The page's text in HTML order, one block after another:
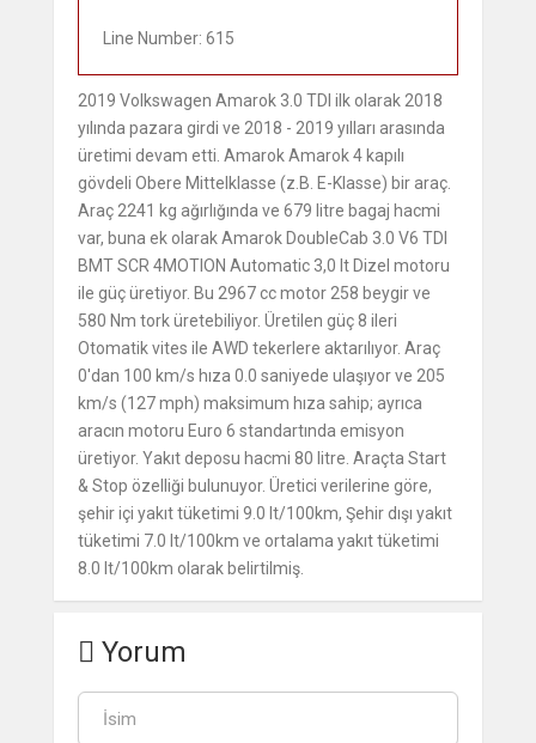
Line Number: 615
2019 Volkswagen Amarok 3.0 TDI ilk olarak 2018
yılında pazara girdi ve 2018 - 2019 yılları arasında
üretimi devam etti. Amarok Amarok 4 kapılı
gövdeli Obere Mittelklasse (z.B. E-Klasse) bir araç.
Araç 2241 kg ağırlığında ve 679 litre bagaj hacmi
var, buna ek olarak Amarok DoubleCab 3.0 V6 TDI
BMT SCR 4MOTION Automatic 3,0 lt Dizel motoru
ile güç üretiyor. Bu 2967 cc motor 258 beygir ve
580 Nm tork üretebiliyor. Üretilen güç 8 ileri
Otomatik vites ile AWD tekerlere aktarılıyor. Araç
0'dan 100 km/s hıza 0.0 saniyede ulaşıyor ve 205
km/s (127 mph) maksimum hıza sahip; ayrıca
aracın motoru Euro 6 standartında emisyon
üretiyor. Yakıt deposu hacmi 80 litre. Araçta Start
& Stop özelliği bulunuyor. Üretici verilerine göre,
şehir içi yakıt tüketimi 9.0 lt/100km, Şehir dışı yakıt
tüketimi 7.0 lt/100km ve ortalama yakıt tüketimi
8.0 lt/100km olarak belirtilmiş.
Yorum